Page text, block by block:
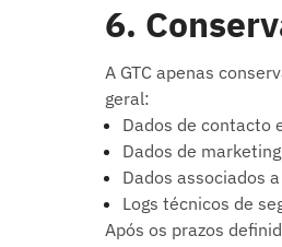
6.
A GTC apenas
geral:
Dados de contacto
Dados de
Dados associados
Logs técnicos de
Após os prazos